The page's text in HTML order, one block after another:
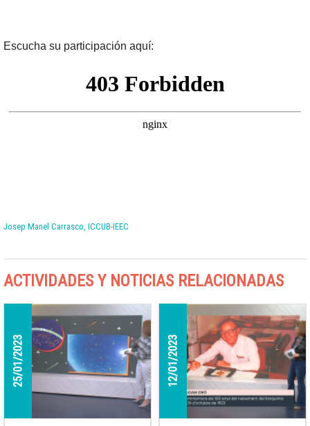
Escucha su participación aquí:
Josep Manel Carrasco, ICCUB-IEEC
ACTIVIDADES Y NOTICIAS RELACIONADAS
25/01/2023 12/01/2023